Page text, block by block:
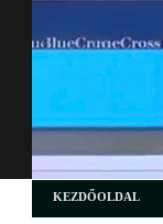
KEZDŐOLDAL